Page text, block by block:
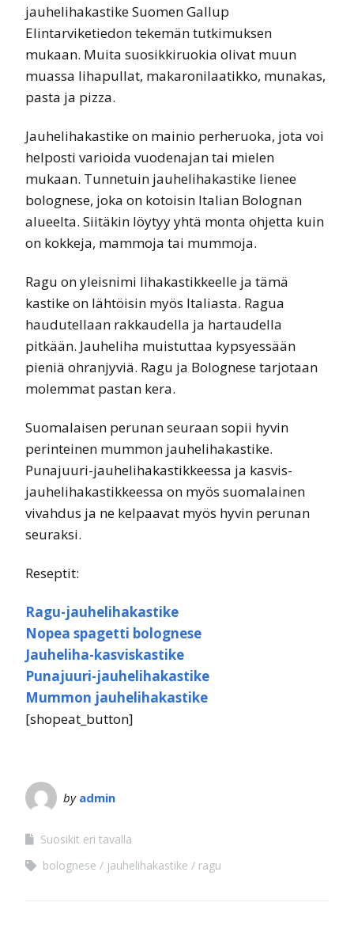
jauhelihakastike Suomen Gallup
Elintarviketiedon tekemän tutkimuksen
mukaan. Muita suosikkiruokia olivat muun
muassa lihapullat, makaronilaatikko, munakas,
pasta ja pizza.
Jauhelihakastike on mainio perheruoka, jota voi
helposti varioida vuodenajan tai mielen
mukaan. Tunnetuin jauhelihakastike lienee
bolognese, joka on kotoisin Italian Bolognan
alueelta. Siitäkin löytyy yhtä monta ohjetta kuin
on kokkeja, mammoja tai mummoja.
Ragu on yleisnimi lihakastikkeelle ja tämä
kastike on lähtöisin myös Italiasta. Ragua
haudutellaan rakkaudella ja hartaudella
pitkään. Jauheliha muistuttaa kypsyessään
pieniä ohranjyviä. Ragu ja Bolognese tarjotaan
molemmat pastan kera.
Suomalaisen perunan seuraan sopii hyvin
perinteinen mummon jauhelihakastike.
Punajuuri-jauhelihakastikkeessa ja kasvis-
jauhelihakastikkeessa on myös suomalainen
vivahdus ja ne kelpaavat myös hyvin perunan
seuraksi.
Reseptit:
Ragu-jauhelihakastike
Nopea spagetti bolognese
Jauheliha-kasviskastike
Punajuuri-jauhelihakastike
Mummon jauhelihakastike
[shopeat_button]
by admin
Suosikit eri tavalla
bolognese
jauhelihakastike ragu